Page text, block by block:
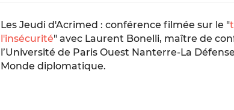
Les Jeudi d'Acrimed : conférence filmée sur le "
l'insécurité" avec Laurent Bonelli, maître de
l’Université de Paris Ouest Nanterre-La
Monde diplomatique.